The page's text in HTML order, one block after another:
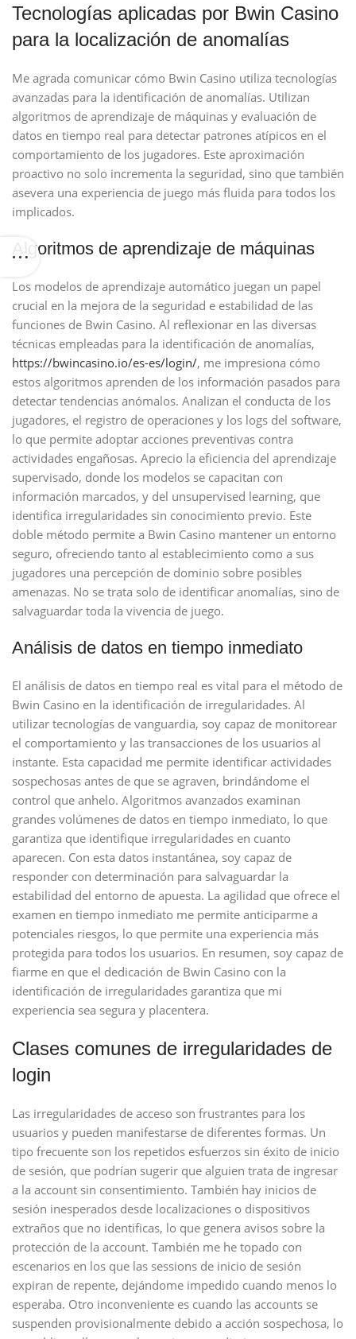
Tecnologías aplicadas por Bwin Casino
para la localización de anomalías
Me agrada comunicar cómo Bwin Casino utiliza tecnologías
avanzadas para la identificación de anomalías. Utilizan
algoritmos de aprendizaje de máquinas y evaluación de
datos en tiempo real para detectar patrones atípicos en el
comportamiento de los jugadores. Este aproximación
proactivo no solo incrementa la seguridad, sino que también
asevera una experiencia de juego más fluida para todos los
implicados.
Algoritmos de aprendizaje de máquinas
Los modelos de aprendizaje automático juegan un papel
crucial en la mejora de la seguridad e estabilidad de las
funciones de Bwin Casino. Al reflexionar en las diversas
técnicas empleadas para la identificación de anomalías,
https://bwincasino.io/es-es/login/, me impresiona cómo
estos algoritmos aprenden de los información pasados para
detectar tendencias anómalos. Analizan el conducta de los
jugadores, el registro de operaciones y los logs del software,
lo que permite adoptar acciones preventivas contra
actividades engañosas. Aprecio la eficiencia del aprendizaje
supervisado, donde los modelos se capacitan con
información marcados, y del unsupervised learning, que
identifica irregularidades sin conocimiento previo. Este
doble método permite a Bwin Casino mantener un entorno
seguro, ofreciendo tanto al establecimiento como a sus
jugadores una percepción de dominio sobre posibles
amenazas. No se trata solo de identificar anomalías, sino de
salvaguardar toda la vivencia de juego.
Análisis de datos en tiempo inmediato
El análisis de datos en tiempo real es vital para el método de
Bwin Casino en la identificación de irregularidades. Al
utilizar tecnologías de vanguardia, soy capaz de monitorear
el comportamiento y las transacciones de los usuarios al
instante. Esta capacidad me permite identificar actividades
sospechosas antes de que se agraven, brindándome el
control que anhelo. Algoritmos avanzados examinan
grandes volúmenes de datos en tiempo inmediato, lo que
garantiza que identifique irregularidades en cuanto
aparecen. Con esta datos instantánea, soy capaz de
responder con determinación para salvaguardar la
estabilidad del entorno de apuesta. La agilidad que ofrece el
examen en tiempo inmediato me permite anticiparme a
potenciales riesgos, lo que permite una experiencia más
protegida para todos los usuarios. En resumen, soy capaz de
fiarme en que el dedicación de Bwin Casino con la
identificación de irregularidades garantiza que mi
experiencia sea segura y placentera.
Clases comunes de irregularidades de
login
Las irregularidades de acceso son frustrantes para los
usuarios y pueden manifestarse de diferentes formas. Un
tipo frecuente son los repetidos esfuerzos sin éxito de inicio
de sesión, que podrían sugerir que alguien trata de ingresar
a la account sin consentimiento. También hay inicios de
sesión inesperados desde localizaciones o dispositivos
extraños que no identificas, lo que genera avisos sobre la
protección de la account. También me he topado con
escenarios en los que las sessions de inicio de sesión
expiran de repente, dejándome impedido cuando menos lo
esperaba. Otro inconveniente es cuando las accounts se
suspenden provisionalmente debido a acción sospechosa, lo